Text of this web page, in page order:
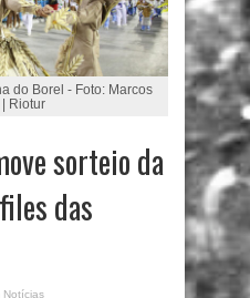
do Borel - Foto: Marcos
Riotur
sorteio da
das
Notícias